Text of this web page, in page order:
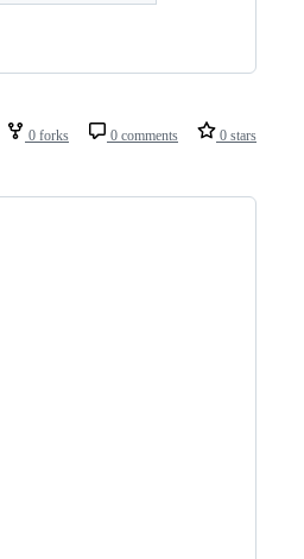
0 forks 0 comments 0 stars